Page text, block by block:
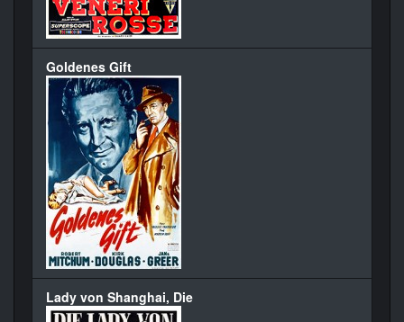
Goldenes Gift
Lady von Shanghai, Die